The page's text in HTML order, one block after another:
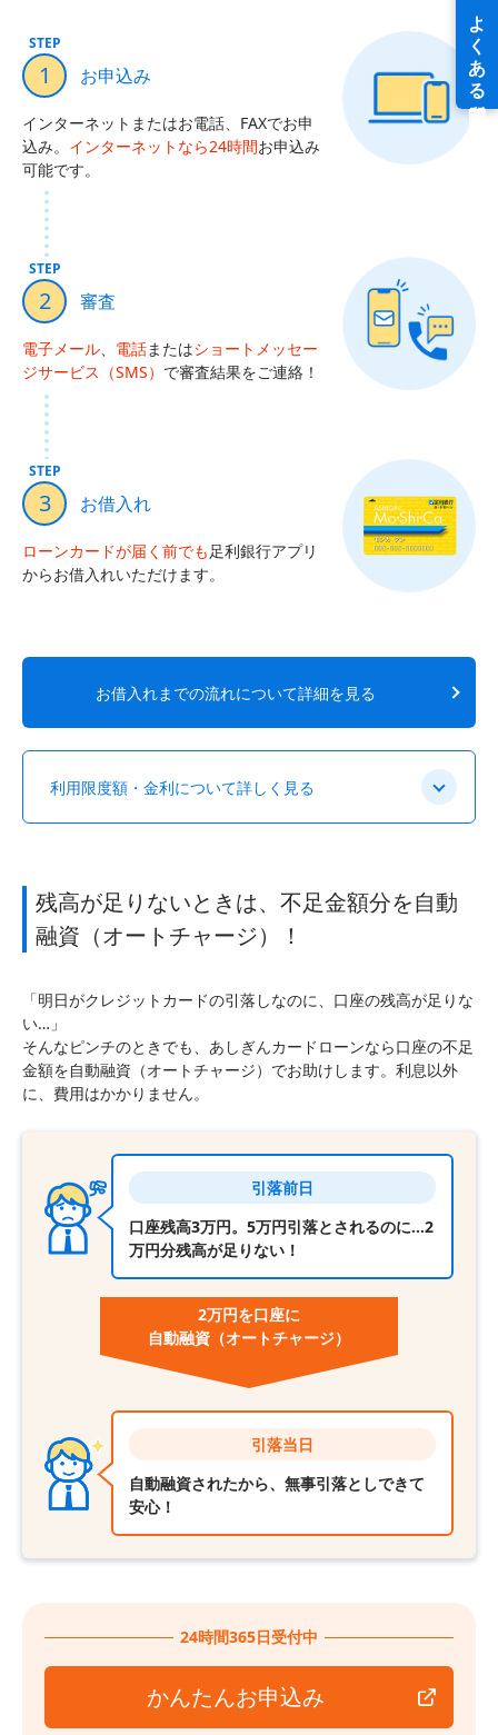
STEP
1 お申込み
インターネットまたはお電話、FAXでお申
込み。 インターネットなら24時間お申込み
可能です。
STEP
2 審査
電子メール、 電話またはショートメッセー
ジサービス（SMS） で審査結果をご連絡！
STEP
3 お借入れ
ローンカードが届く前でも足利銀行アプリ
からお借入れいただけます。
お借入れまでの流れについて詳細を見る
利用限度額・金利について詳しく見る
残高が足りないときは、不足金額分を自動
融資（オートチャージ）！
「明日がクレジットカードの引落しなのに、口座の残高が足りな
い…」
そんなピンチのときでも、あしぎんカードローンなら口座の不足
金額を自動融資（オートチャージ）でお助けします。利息以外
に、費用はかかりません。
引落前日
口座残高3万円。5万円引落とされるのに…2
万円分残高が足りない！
2万円を口座に
自動融資（オートチャージ）
引落当日
自動融資されたから、無事引落としできて
安心！
24時間365日受付中
かんたんお申込み